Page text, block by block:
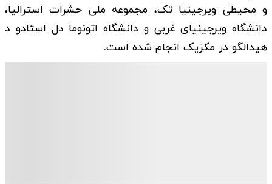
و محیطی ویرجینیا تک، مجموعه ملی حشرات استرالیا،
دانشگاه ویرجینیای غربی و دانشگاه اتونوما دل استادو د
هیدالگو در مکزیک انجام شده است.